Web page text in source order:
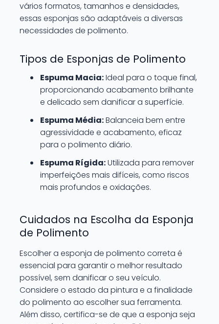
vários formatos, tamanhos e densidades,
essas esponjas são adaptáveis a diversas
necessidades de polimento.
Tipos de Esponjas de Polimento
Espuma Macia:Ideal para o toque final,
proporcionando acabamento brilhante
e delicado sem danificar a superfície.
Espuma Média:Balanceia bem entre
agressividade e acabamento, eficaz
para o polimento diário.
Espuma Rígida:Utilizada para remover
imperfeições mais difíceis, como riscos
mais profundos e oxidações.
Cuidados na Escolha da Esponja
de Polimento
Escolher a esponja de polimento correta é
essencial para garantir o melhor resultado
possível, sem danificar o seu veículo.
Considere o estado da pintura e a finalidade
do polimento ao escolher sua ferramenta.
Além disso, certifica-se de que a esponja seja